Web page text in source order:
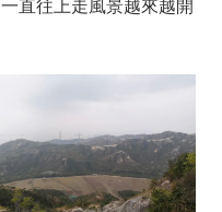
直往上走風景越來越開